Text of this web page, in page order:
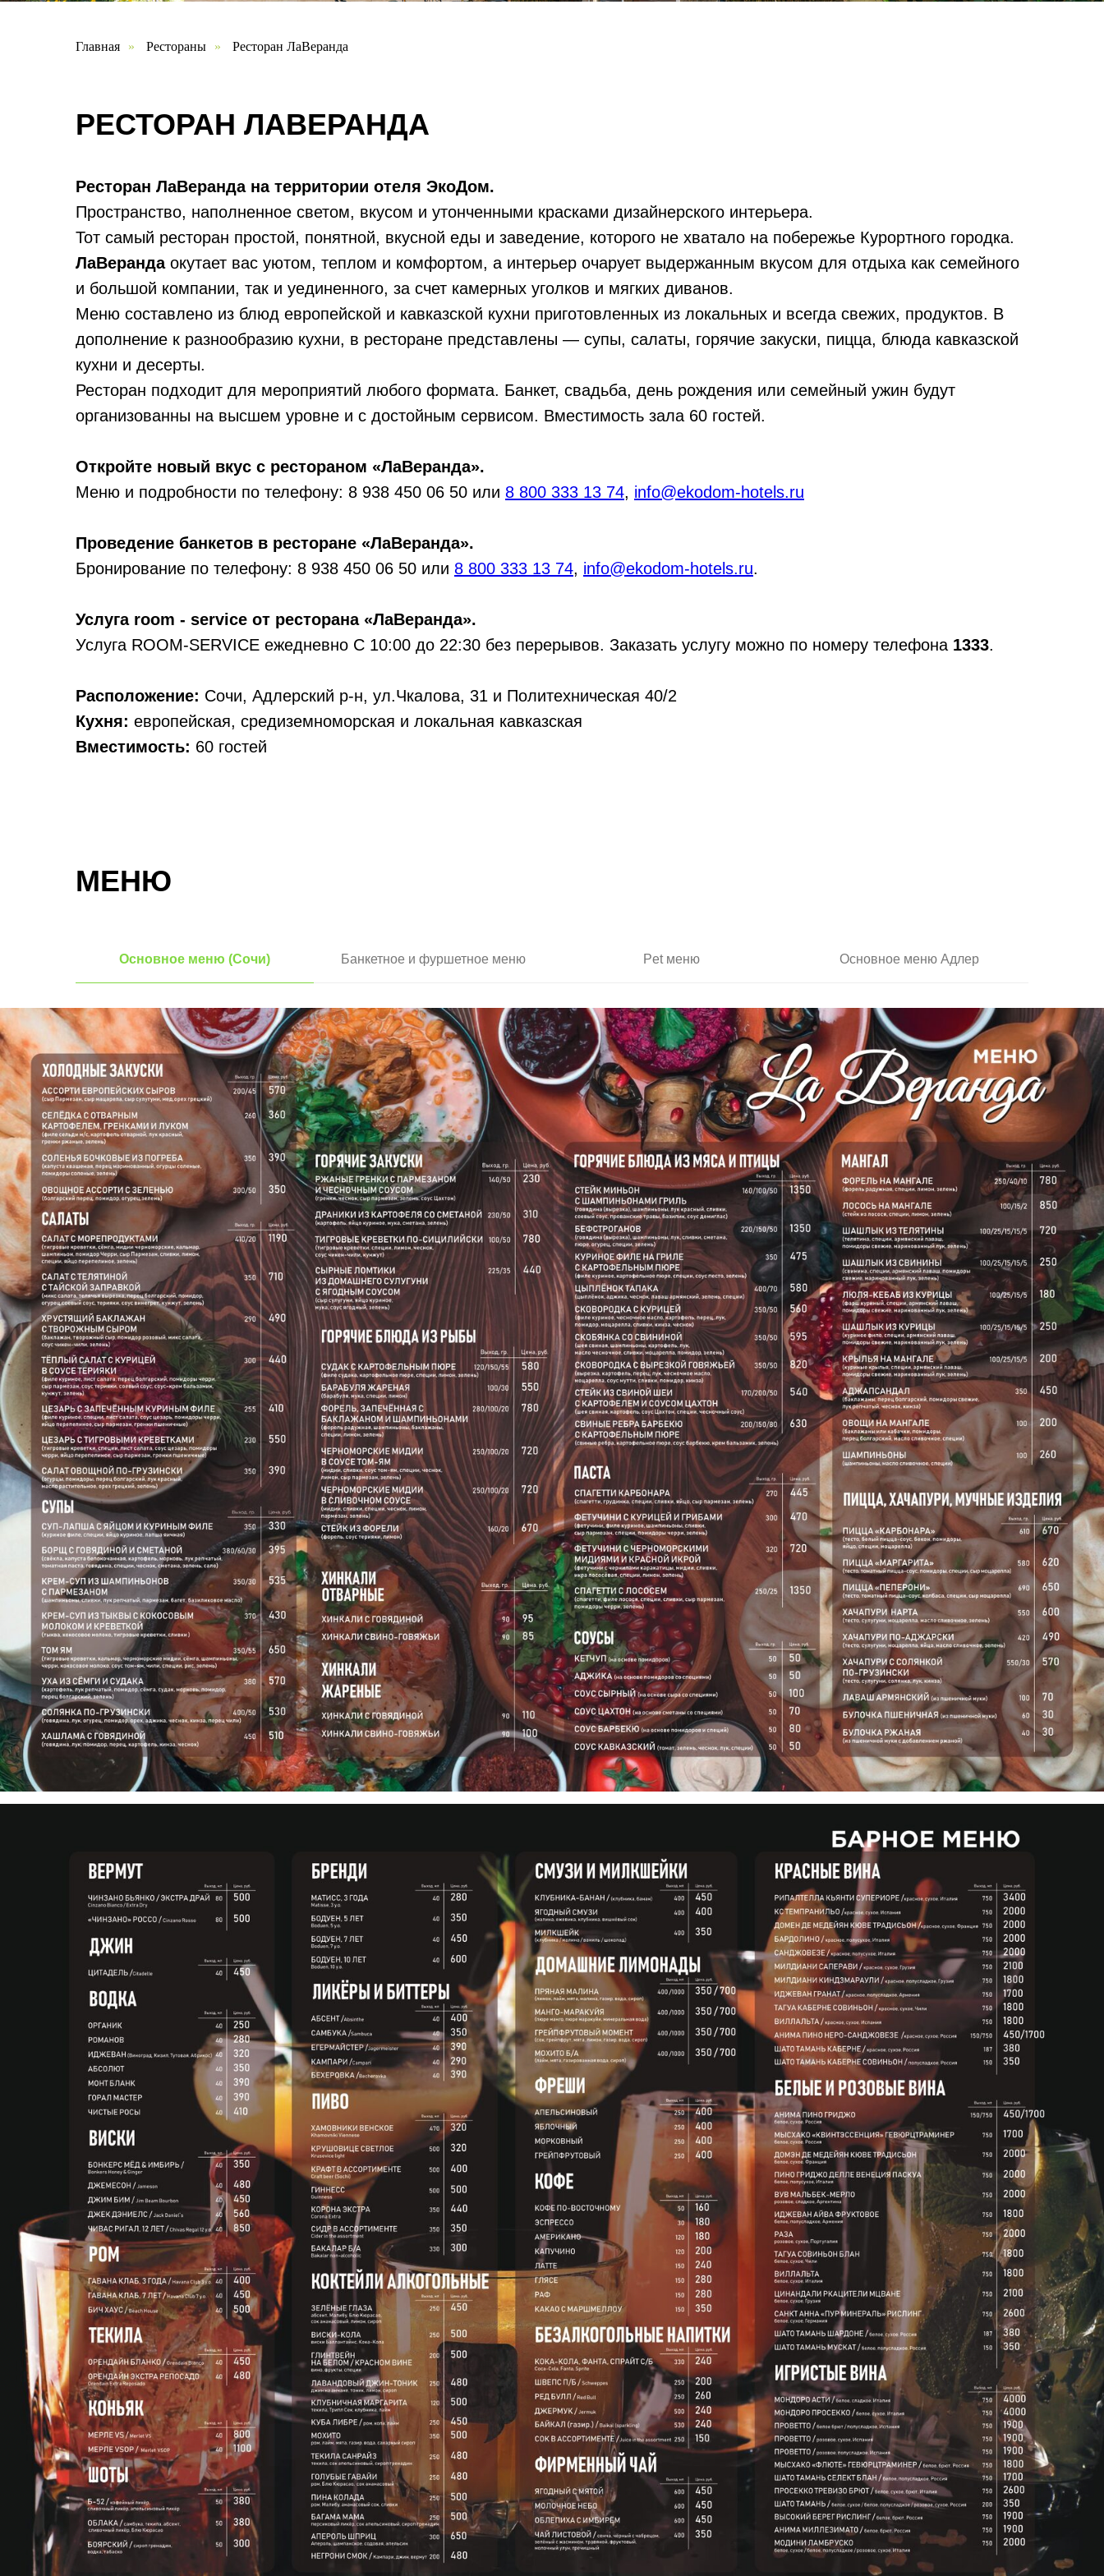
Главная » Рестораны » Ресторан ЛаВеранда
РЕСТОРАН ЛАВЕРАНДА
Ресторан ЛаВеранда на территории отеля ЭкоДом.
Пространство, наполненное светом, вкусом и утонченными красками дизайнерского интерьера.
Тот самый ресторан простой, понятной, вкусной еды и заведение, которого не хватало на побережье Курортного городка.
ЛаВерандаокутает вас уютом, теплом и комфортом, а интерьер очарует выдержанным вкусом для отдыха как семейного
и большой компании, так и уединенного, за счет камерных уголков и мягких диванов.
Меню составлено из блюд европейской и кавказской кухни приготовленных из локальных и всегда свежих, продуктов. В
дополнение к разнообразию кухни, в ресторане представлены — супы, салаты, горячие закуски, пицца, блюда кавказской
кухни и десерты.
Ресторан подходит для мероприятий любого формата. Банкет, свадьба, день рождения или семейный ужин будут
организованны на высшем уровне и с достойным сервисом. Вместимость зала 60 гостей.
Откройте новый вкус с рестораном «ЛаВеранда».
Меню и подробности по телефону: 8 938 450 06 50 или 8 800 333 13 74, info@ekodom-hotels.ru
Проведение банкетов в ресторане «ЛаВеранда».
Бронирование по телефону: 8 938 450 06 50 или 8 800 333 13 74, info@ekodom-hotels.ru.
Услуга room - service от ресторана «ЛаВеранда».
Услуга ROOM-SERVICE ежедневно С 10:00 до 22:30 без перерывов. Заказать услугу можно по номеру телефона 1333.
Расположение: Сочи, Адлерский р-н, ул.Чкалова, 31 и Политехническая 40/2
Кухня: европейская, средиземноморская и локальная кавказская
Вместимость: 60 гостей
МЕНЮ
Основное меню (Сочи) Банкетное и фуршетное меню Pet меню Основное меню Адлер